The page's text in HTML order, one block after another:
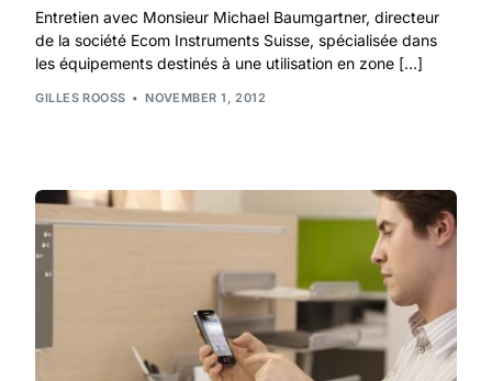
Entretien avec Monsieur Michael Baumgartner, directeur
de la société Ecom Instruments Suisse, spécialisée dans
les équipements destinés à une utilisation en zone […]
GILLES ROOSS NOVEMBER 1, 2012